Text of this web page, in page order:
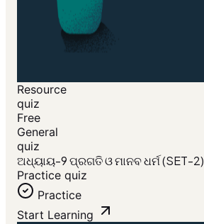
Resource
quiz
Free
General
quiz
ଅଧ୍ୟାୟ-9 ପ୍ରଗତି ଓ ମାନବ ଧର୍ମ (SET-2)
Practice quiz
Practice
Start Learning